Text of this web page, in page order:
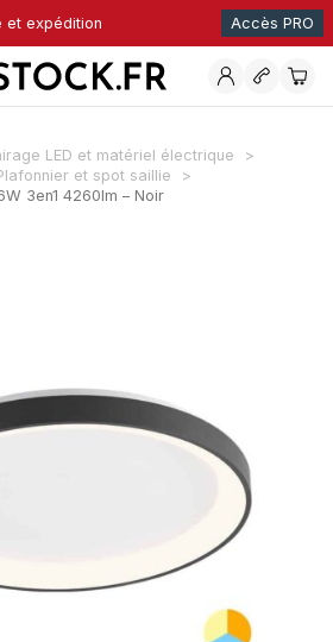
et expédition Accès PRO
LED et matériel électrique
et spot saillie
3en1 4260lm – Noir